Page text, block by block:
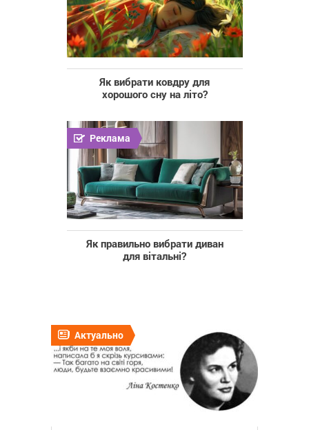
Як вибрати ковдру для
хорошого сну на літо?
Реклама
Як правильно вибрати диван
для вітальні?
Актуально